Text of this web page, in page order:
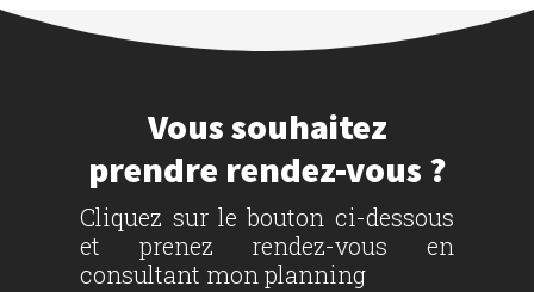
Vous souhaitez
prendre rendez-vous ?
Cliquez sur le bouton ci-dessous
et prenez rendez-vous en
consultant mon planning